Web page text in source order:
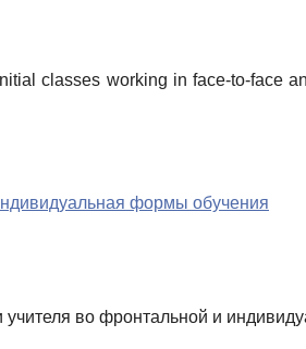
classes working in face-to-face
формы обучения
во фронтальной и